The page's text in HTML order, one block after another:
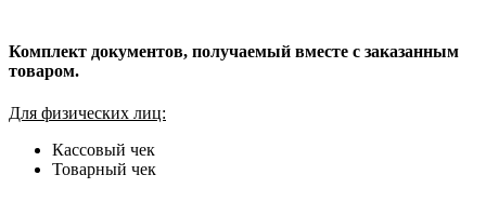
Комплект документов, получаемый вместе с заказанным
товаром.
Для физических лиц:
Кассовый чек
Товарный чек